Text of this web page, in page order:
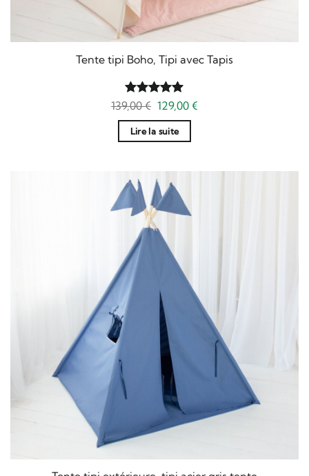
Tente tipi Boho, Tipi avec Tapis
Note 5sur
139,00€ Le
prix
initial
était :
129,00 €Le
Lire la suite